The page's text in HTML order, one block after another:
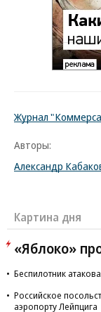
Журнал
Авторы:
Александр
Картина дня
«Яблоко»
Беспилотник
Российское
аэропорту Лейпцига